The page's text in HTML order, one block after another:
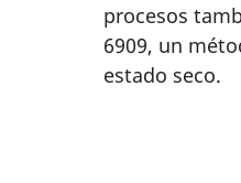
procesos
6909, un
estado seco.